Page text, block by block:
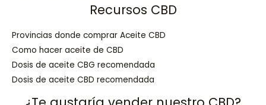
Recursos CBD
Provincias donde comprar Aceite CBD
Como hacer aceite de CBD
Dosis de aceite CBG recomendada
Dosis de aceite CBD recomendada